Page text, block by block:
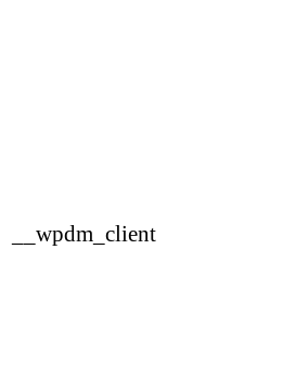
__wpdm_client